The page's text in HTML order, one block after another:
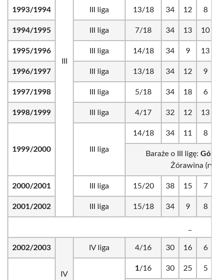
1993/1994 III liga 13/18 34 12 8
1994/1995 III liga 7/18 34 13 10
1995/1996 III liga 14/18 34 9 13
1996/1997 III liga 13/18 34 12 9
1997/1998 III liga 5/18 34 18 6
1998/1999 III liga 4/17 32 12 13
1999/2000 III liga
14/18 34 11 8
Baraże o III ligę:
Żórawina
2000/2001 III liga 15/20 38 15 7
2001/2002 III liga 15/18 34 9 8
2002/2003
IV
IV liga 4/16 30 16 6
1/16 30 25 5